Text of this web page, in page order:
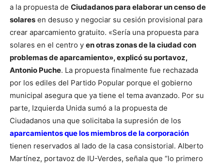
a la propuesta de Ciudadanos para elaborar un censo de
solares en desuso y negociar su cesión provisional para
crear aparcamiento gratuito. «Sería una propuesta para
solares en el centro y en otras zonas de la ciudad con
problemas de aparcamiento», explicó su portavoz,
Antonio Puche. La propuesta finalmente fue rechazada
por los ediles del Partido Popular porque el gobierno
municipal asegura que ya tiene el tema avanzado. Por su
parte, Izquierda Unida sumó a la propuesta de
Ciudadanos una que solicitaba la supresión de los
aparcamientos que los miembros de la corporación
tienen reservados al lado de la casa consistorial. Alberto
Martínez, portavoz de IU-Verdes, señala que “lo primero